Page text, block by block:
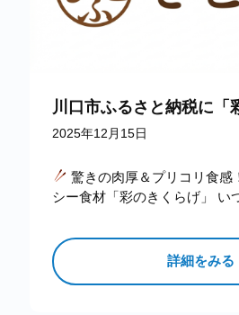
2025年12月15日
驚きの肉厚＆プリコリ食感
シー食材「彩のきくらげ」 い
税「さとふる」に、弊社「彩
詳細をみる